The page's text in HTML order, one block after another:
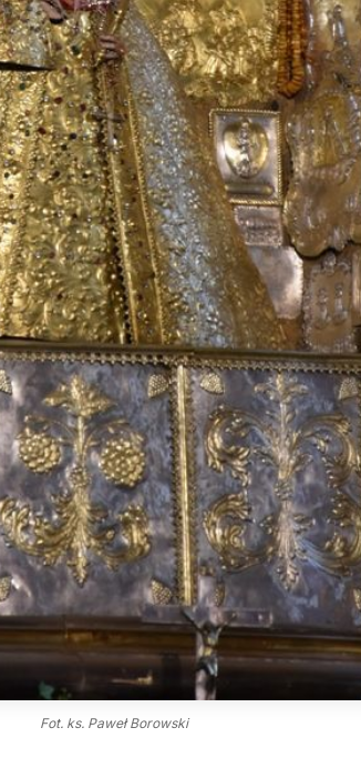
Fot. ks. Paweł Borowski